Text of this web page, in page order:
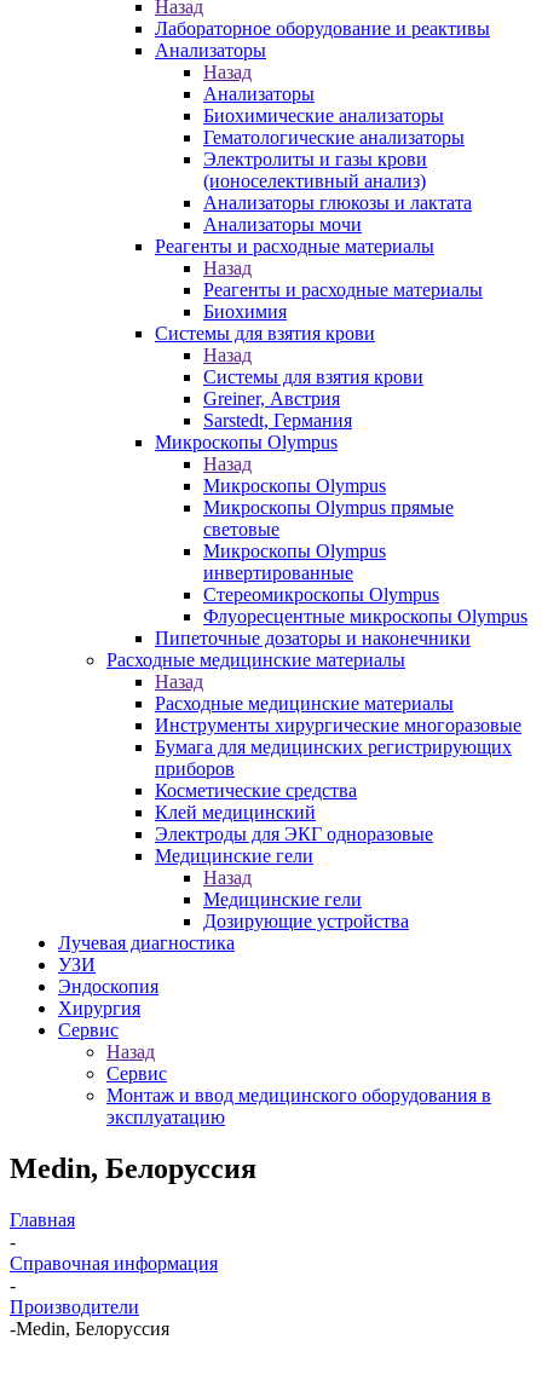
Назад
Лабораторное оборудование и реактивы
Анализаторы
Назад
Анализаторы
Биохимические анализаторы
Гематологические анализаторы
Электролиты и газы крови
(ионоселективный анализ)
Анализаторы глюкозы и лактата
Анализаторы мочи
Реагенты и расходные материалы
Назад
Реагенты и расходные материалы
Биохимия
Системы для взятия крови
Назад
Системы для взятия крови
Greiner, Австрия
Sarstedt, Германия
Микроскопы Olympus
Назад
Микроскопы Olympus
Микроскопы Olympus прямые
световые
Микроскопы Olympus
инвертированные
Стереомикроскопы Olympus
Флуоресцентные микроскопы Olympus
Пипеточные дозаторы и наконечники
Расходные медицинские материалы
Назад
Расходные медицинские материалы
Инструменты хирургические многоразовые
Бумага для медицинских регистрирующих
приборов
Косметические средства
Клей медицинский
Электроды для ЭКГ одноразовые
Медицинские гели
Назад
Медицинские гели
Дозирующие устройства
Лучевая диагностика
УЗИ
Эндоскопия
Хирургия
Сервис
Назад
Сервис
Монтаж и ввод медицинского оборудования в
эксплуатацию
Medin, Белоруссия
Главная
-
Справочная информация
-
Производители
-Medin, Белоруссия